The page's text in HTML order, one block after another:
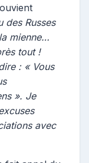
des Russes
mienne…
tout !
: « Vous
». Je
avec